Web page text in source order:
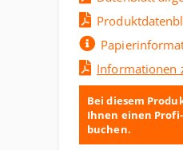
Informationen
Bei diesem
Ihnen einen
buchen.